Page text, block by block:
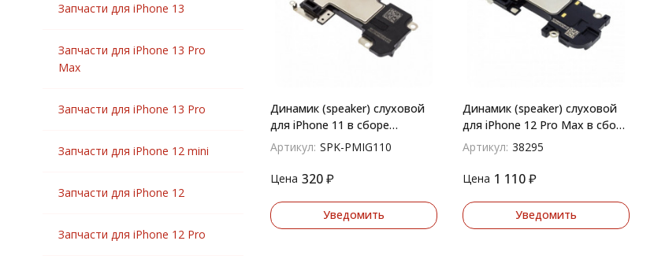
Динамик (speaker) слуховой
для iPhone 11 в сборе
верхний
Артикул: SPK-PMIG110
Цена 320 ₽
Уведомить
Динамик (speaker) слуховой
для iPhone 12 Pro Max в сборе
верхний
Артикул: 38295
Цена 1 110 ₽
Уведомить
Запчасти для iPhone 13
Запчасти для iPhone 13 Pro
Max
Запчасти для iPhone 13 Pro
Запчасти для iPhone 12 mini
Запчасти для iPhone 12
Запчасти для iPhone 12 Pro